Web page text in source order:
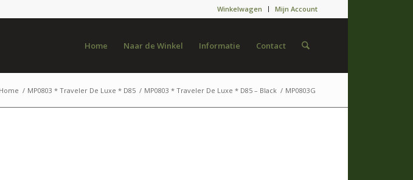
Winkelwagen Mijn Account
Home Naar de Winkel Informatie Contact
Home / MP0803 * Traveler De Luxe * D85 / MP0803 * Traveler De Luxe * D85 – Black / MP0803G